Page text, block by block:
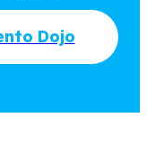
Dojo